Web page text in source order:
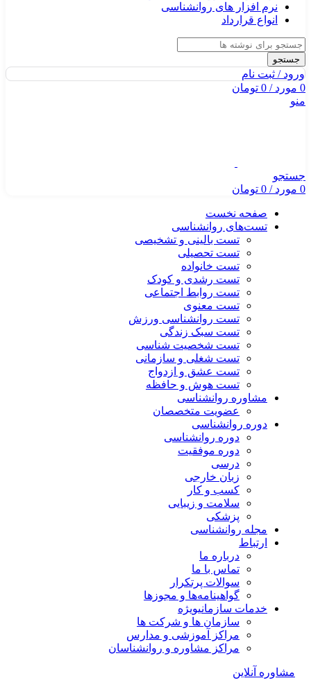
نرم افزار های روانشناسی
انواع قرارداد
جستجو
ورود / ثبت نام
0 مورد/
0 تومان
منو
جستجو
0 مورد/
0 تومان
صفحه نخست
تست‌های روانشناسی
تست بالینی و تشخیصی
تست تحصیلی
تست خانواده
تست رشدی و کودک
تست روابط اجتماعی
تست معنوی
تست روانشناسی ورزش
تست سبک زندگی
تست شخصیت شناسی
تست شغلی و سازمانی
تست عشق و ازدواج
تست هوش و حافظه
مشاوره روانشناسی
عضویت متخصصان
دوره روانشناسی
دوره روانشناسی
دوره موفقیت
درسی
زبان خارجی
کسب و کار
سلامت و زیبایی
پزشکی
مجله روانشناسی
ارتباط
درباره ما
تماس با ما
سوالات پرتکرار
گواهینامه‌ها و مجوزها
خدمات سازمانیویژه
سازمان ها و شرکت ها
مراکز آموزشی و مدارس
مراکز مشاوره و روانشناسان
مشاوره آنلاین